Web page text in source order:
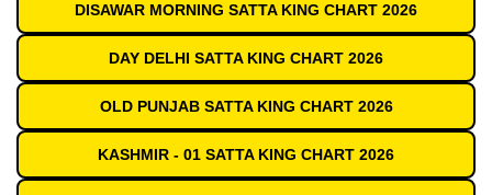
DISAWAR MORNING SATTA KING CHART 2026
DAY DELHI SATTA KING CHART 2026
OLD PUNJAB SATTA KING CHART 2026
KASHMIR - 01 SATTA KING CHART 2026